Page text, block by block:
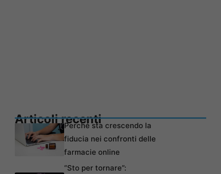
Articoli recentiPerché sta crescendo la
fiducia nei confronti delle
farmacie online
“Sto per tornare”: